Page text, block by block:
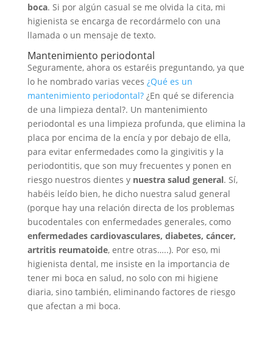
boca. Si por algún casual se me olvida la cita, mi
higienista se encarga de recordármelo con una
llamada o un mensaje de texto.
Mantenimiento periodontal
Seguramente, ahora os estaréis preguntando, ya que
lo he nombrado varias veces ¿Qué es un
mantenimiento periodontal?¿En qué se diferencia
de una limpieza dental?. Un mantenimiento
periodontal es una limpieza profunda, que elimina la
placa por encima de la encía y por debajo de ella,
para evitar enfermedades como la gingivitis y la
periodontitis, que son muy frecuentes y ponen en
riesgo nuestros dientes y nuestra salud general. Sí,
habéis leído bien, he dicho nuestra salud general
(porque hay una relación directa de los problemas
bucodentales con enfermedades generales, como
enfermedades cardiovasculares, diabetes, cáncer,
artritis reumatoide, entre otras…..). Por eso, mi
higienista dental, me insiste en la importancia de
tener mi boca en salud, no solo con mi higiene
diaria, sino también, eliminando factores de riesgo
que afectan a mi boca.